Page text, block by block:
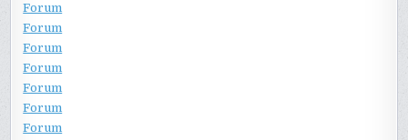
Forum
Forum
Forum
Forum
Forum
Forum
Forum